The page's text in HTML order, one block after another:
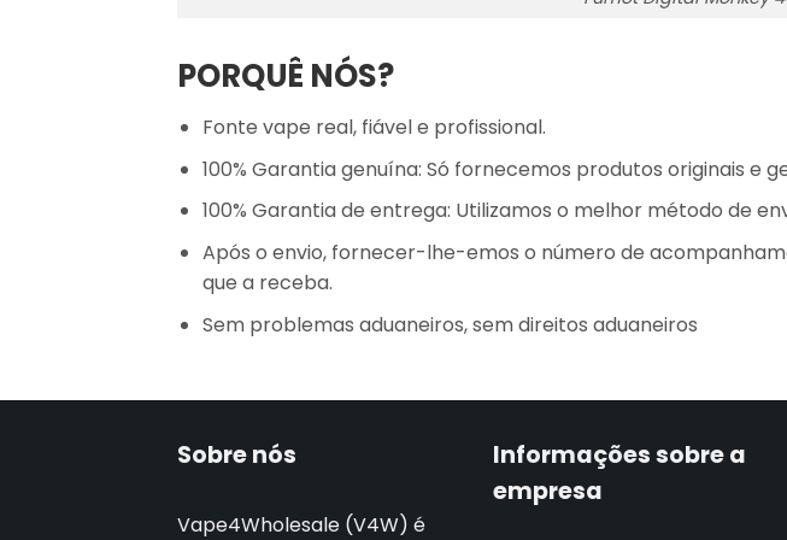
PORQUÊ NÓS?
Fonte vape real, fiável e profissional.
100% Garantia genuína: Só fornecemos produtos originais e
100% Garantia de entrega: Utilizamos o melhor método de
Após o envio, fornecer-lhe-emos o número de
que a receba.
Sem problemas aduaneiros, sem direitos aduaneiros
Sobre nós
Vape4Wholesale (V4W) é
Informações sobre a
empresa